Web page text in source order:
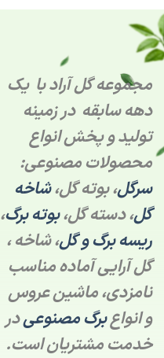
مجموعه گل آراد با یک
دهه سابقه در زمینه
تولید و پخش انواع
محصولات مصنوعی:
سرگل، بوته گل،شاخه
گل، دسته گل،بوته برگ،
ریسه برگ و گل، شاخه ،
گل آرایی آماده مناسب
نامزدی، ماشین عروس
و انواعبرگ مصنوعیدر
خدمت مشتریان است.